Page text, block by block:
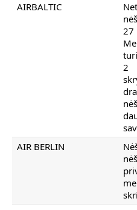
AIRBALTIC
2
AIR BERLIN